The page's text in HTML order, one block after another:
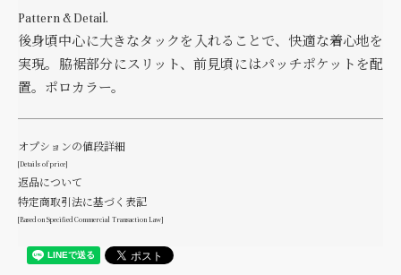
Pattern & Detail.
後身頃中心に大きなタックを入れることで、快適な着心地を
実現。脇裾部分にスリット、前見頃にはパッチポケットを配
置。ポロカラー。
オプションの値段詳細
[Details of price]
返品について
特定商取引法に基づく表記
[Based on Specified Commercial Transaction Law]